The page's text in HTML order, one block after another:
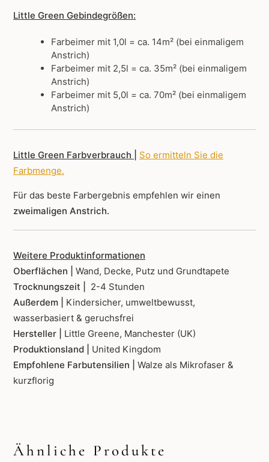
Little Green Gebindegrößen:
Farbeimer mit 1,0l = ca. 14m² (bei einmaligem
Anstrich)
Farbeimer mit 2,5l = ca. 35m² (bei einmaligem
Anstrich)
Farbeimer mit 5,0l = ca. 70m² (bei einmaligem
Anstrich)
Little Green Farbverbrauch |
So ermitteln Sie die
Farbmenge.
Für das beste Farbergebnis empfehlen wir einen
zweimaligen Anstrich.
Weitere Produktinformationen
Oberflächen | Wand, Decke, Putz und Grundtapete
Trocknungszeit |
2-4 Stunden
Außerdem | Kindersicher, umweltbewusst,
wasserbasiert & geruchsfrei
Hersteller | Little Greene, Manchester (UK)
Produktionsland | United Kingdom
Empfohlene Farbutensilien | Walze als Mikrofaser &
kurzflorig
Ähnliche Produkte